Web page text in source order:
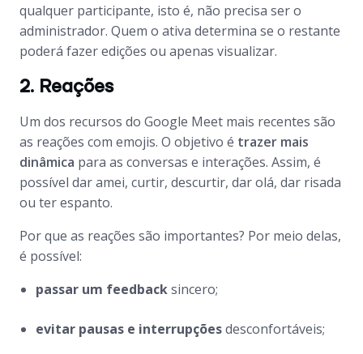
qualquer participante, isto é, não precisa ser o
administrador. Quem o ativa determina se o restante
poderá fazer edições ou apenas visualizar.
2. Reações
Um dos recursos do Google Meet mais recentes são
as reações com emojis. O objetivo é trazer mais
dinâmica para as conversas e interações. Assim, é
possível dar amei, curtir, descurtir, dar olá, dar risada
ou ter espanto.
Por que as reações são importantes? Por meio delas,
é possível:
passar um feedbacksincero;
evitar pausas e interrupçõesdesconfortáveis;